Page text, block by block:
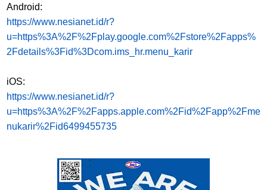
Android:
https://www.nesianet.id/r?
u=https%3A%2F%2Fplay.google.com%2Fstore%2Fapps%
2Fdetails%3Fid%3Dcom.ims_hr.menu_karir
iOS:
https://www.nesianet.id/r?
u=https%3A%2F%2Fapps.apple.com%2Fid%2Fapp%2Fme
nukarir%2Fid6499455735